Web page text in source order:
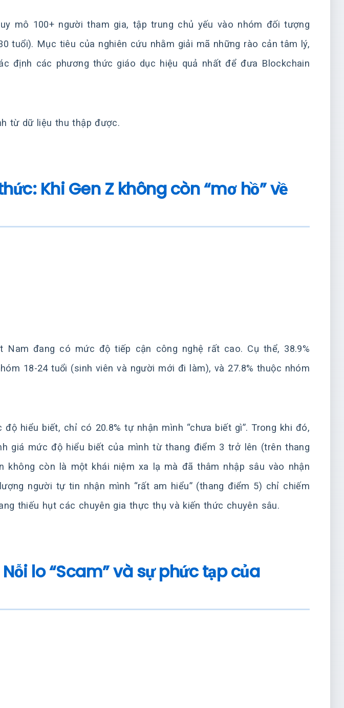
mô 100+ người tham gia, tập trung chủ yếu vào nhóm đối tượng
tuổi). Mục tiêu của nghiên cứu nhằm giải mã những rào cản tâm lý,
định các phương thức giáo dục hiệu quả nhất để đưa Blockchain
từ dữ liệu thu thập được.
Khi Gen Z không còn “mơ hồ” về
đang có mức độ tiếp cận công nghệ rất cao. Cụ thể, 38.9%
18-24 tuổi (sinh viên và người mới đi làm), và 27.8% thuộc nhóm
hiểu biết, chỉ có 20.8% tự nhận mình “chưa biết gì”. Trong khi đó,
giá mức độ hiểu biết của mình từ thang điểm 3 trở lên (trên thang
không còn là một khái niệm xa lạ mà đã thâm nhập sâu vào nhận
người tự tin nhận mình “rất am hiểu” (thang điểm 5) chỉ chiếm
thiếu hụt các chuyên gia thực thụ và kiến thức chuyên sâu.
lo “Scam” và sự phức tạp của